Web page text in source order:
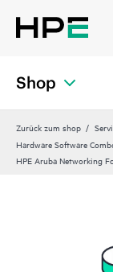
Shop
Zurück zum shop
Hardware Software
HPE Aruba Networking